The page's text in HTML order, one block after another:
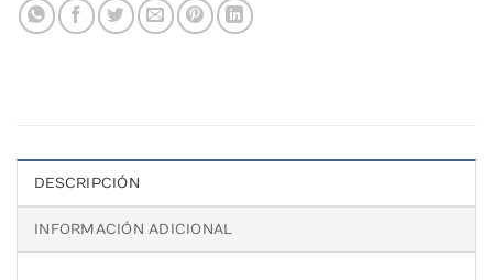
DESCRIPCIÓN
INFORMACIÓN ADICIONAL